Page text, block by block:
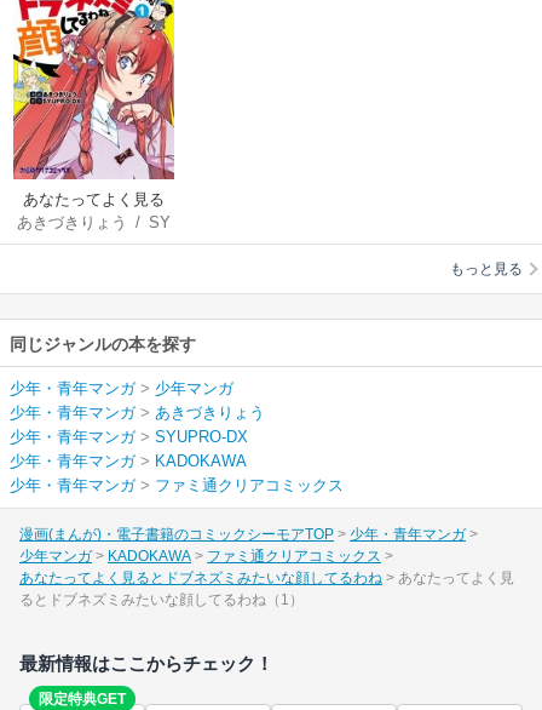
あなたってよく見る
とドブネズミみたい
な顔してるわね
あきづきりょう /SY
UPRO-DX
もっと見る
同じジャンルの本を探す
少年・青年マンガ> 少年マンガ
少年・青年マンガ> あきづきりょう
少年・青年マンガ> SYUPRO-DX
少年・青年マンガ> KADOKAWA
少年・青年マンガ> ファミ通クリアコミックス
漫画(まんが)・電子書籍のコミックシーモアTOP
少年・青年マンガ
少年マンガ
KADOKAWA
ファミ通クリアコミックス
あなたってよく見るとドブネズミみたいな顔してるわね
あなたってよく見
るとドブネズミみたいな顔してるわね（1）
最新情報はここからチェック！
限定特典GET